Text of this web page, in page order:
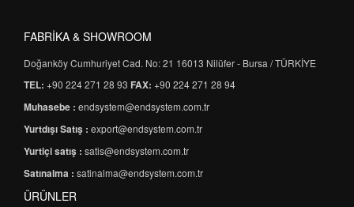
FABRİKA & SHOWROOM
Doğanköy Cumhuriyet Cad. No: 21 16013 Nilüfer - Bursa / TÜRKİYE
TEL: +90 224 271 28 93 FAX: +90 224 271 28 94
Muhasebe : endsystem@endsystem.com.tr
Yurtdışı Satış : export@endsystem.com.tr
Yurtiçi satış : satis@endsystem.com.tr
Satınalma : satinalma@endsystem.com.tr
ÜRÜNLER